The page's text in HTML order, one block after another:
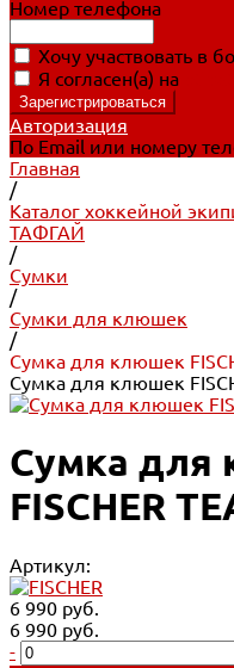
Номер телефона
Хочу участвовать в
Я согласен(а) на
Авторизация
По Email или номеру
Главная
/
Каталог хоккейной
ТАФГАЙ
/
Сумки
/
Сумки для клюшек
/
Сумка для клюшек
Сумка для клюшек
Сумка для
FISCHER
Артикул:
6 990 руб.
6 990 руб.
-